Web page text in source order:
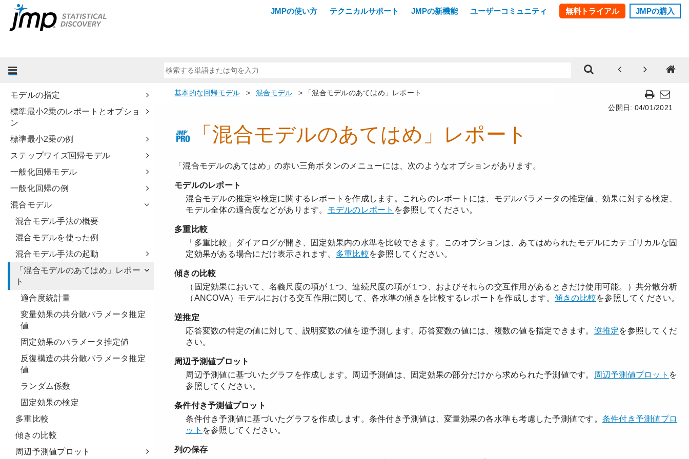
基本的な統計分析
グラフ機能
モデルの指定
標準最小2乗のレポートとオプショ
ン
標準最小2乗の例
ステップワイズ回帰モデル
一般化回帰モデル
一般化回帰の例
混合モデル
混合モデル手法の概要
混合モデルを使った例
混合モデル手法の起動
「混合モデルのあてはめ」レポー
ト
適合度統計量
変量効果の共分散パラメータ推定
値
固定効果のパラメータ推定値
反復構造の共分散パラメータ推定
値
ランダム係数
固定効果の検定
多重比較
傾きの比較
周辺予測値プロット